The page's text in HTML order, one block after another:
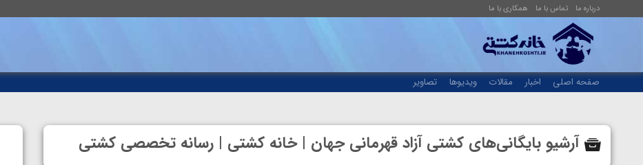
درباره ما تماس با ما همکاری با ما
صفحه اصلی اخبار مقالات ویدیوها تصاویر
آرشیو بایگانی‌های کشتی آزاد قهرمانی جهان | خانه کشتی | رسانه تخصصی کشتی